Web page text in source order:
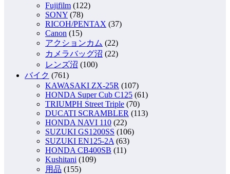
Fujifilm (122)
SONY (78)
RICOH/PENTAX (37)
Canon (15)
アクションカム (22)
カメラバッグ沼 (22)
レンズ沼 (100)
バイク (761)
KAWASAKI ZX-25R (107)
HONDA Super Cub C125 (61)
TRIUMPH Street Triple (70)
DUCATI SCRAMBLER (113)
HONDA NAVI 110 (22)
SUZUKI GS1200SS (106)
SUZUKI EN125-2A (63)
HONDA CB400SB (11)
Kushitani (109)
用品 (155)